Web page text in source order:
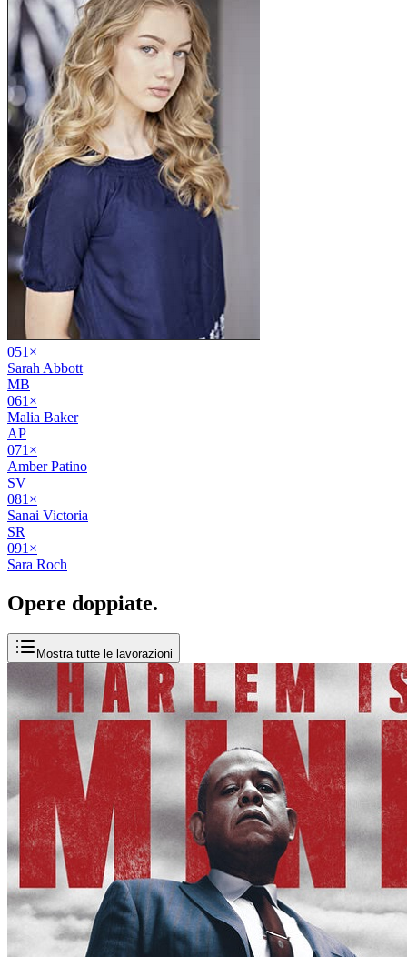
051 ×
Sarah Abbott
MB
061 ×
Malia Baker
AP
071 ×
Amber Patino
SV
081 ×
Sanai Victoria
SR
091 ×
Sara Roch
Opere doppiate.
Mostra tutte le lavorazioni